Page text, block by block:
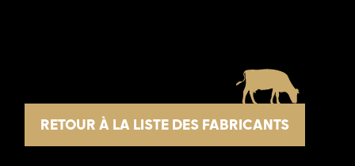
RETOUR À LA LISTE DES FABRICANTS